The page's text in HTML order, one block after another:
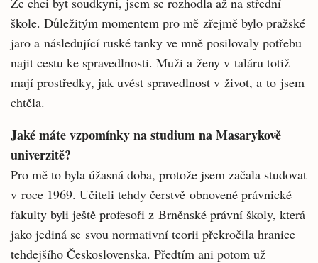
škole. Důležitým momentem pro mě zřejmě bylo pražské
jaro a následující ruské tanky ve mně posilovaly potřebu
najit cestu ke spravedlnosti. Muži a ženy v taláru totiž
mají prostředky, jak uvést spravedlnost v život, a to jsem
chtěla.
Jaké máte vzpomínky na studium na Masarykově
univerzitě?
Pro mě to byla úžasná doba, protože jsem začala studovat
v roce 1969. Učiteli tehdy čerstvě obnovené právnické
fakulty byli ještě profesoři z Brněnské právní školy, která
jako jediná se svou normativní teorii překročila hranice
tehdejšího Československa. Předtím ani potom už